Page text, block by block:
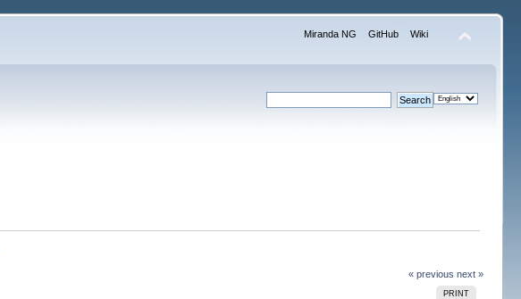
Miranda NG GitHub Wiki
« previous next »
PRINT